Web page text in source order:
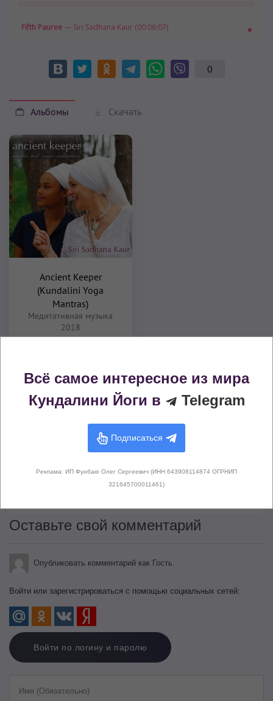
Fifth Pauree — Siri Sadhana Kaur (00:06:07)
0
Альбомы Скачать
Ancient Keeper
(Kundalini Yoga
Mantras)
Медитативная музыка
2018
одного комментария
Оставьте свой комментарий
Опубликовать комментарий как Гость.
Войти или зарегистрироваться с помощью социальных сетей:
Войти по логину и паролю
Имя (Обязательно)
Всё самое интересное из мира
Кундалини Йоги в
Telegram
Подписаться
Реклама: ИП Фунбаю Олег Сергеевич (ИНН 643908114874 ОГРНИП
321645700011461)